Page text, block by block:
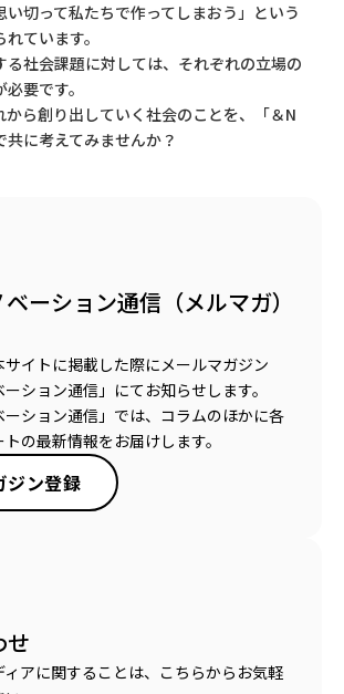
い切って私たちで作ってしまおう」という
ています。
る社会課題に対しては、それぞれの立場の
要です。
から創り出していく社会のことを、「＆N
に考えてみませんか？
ーション通信（メルマガ）
イトに掲載した際にメールマガジン
ーション通信」にてお知らせします。
ーション通信」では、コラムのほかに各
の最新情報をお届けします。
ジン登録
せ
アに関することは、こちらからお気軽